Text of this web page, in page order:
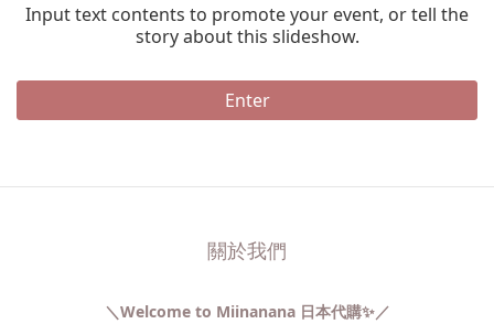
Input text contents to promote your event, or tell the
story about this slideshow.
Enter
關於我們
＼Welcome to Miinanana 日本代購✨／